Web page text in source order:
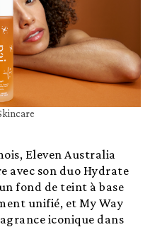
Eleven Australia
avec son duo Hydrate
fond de teint à base
unifié, et My Way
iconique dans